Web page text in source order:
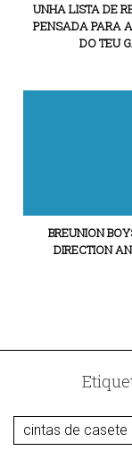
UNHA LISTA DE
PENSADA PARA
DO TEU
BREUNION
DIRECTION
cintas de casete